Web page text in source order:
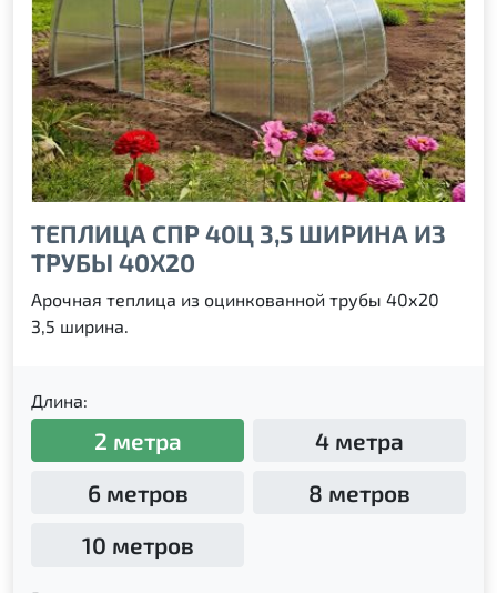
ТЕПЛИЦА СПР 40Ц 3,5 ШИРИНА ИЗ
ТРУБЫ 40Х20
Арочная теплица из оцинкованной трубы 40х20
3,5 ширина.
Длина:
2 метра
4 метра
6 метров
8 метров
10 метров